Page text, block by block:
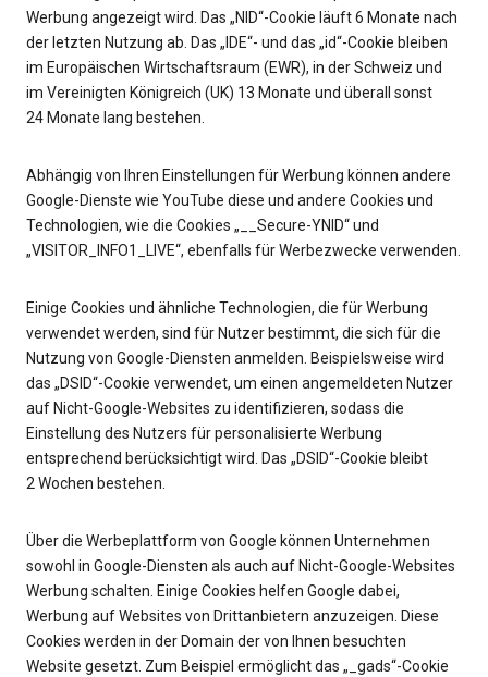
Werbung angezeigt wird. Das „NID“-Cookie läuft 6 Monate nach
der letzten Nutzung ab. Das „IDE“- und das „id“-Cookie bleiben
im Europäischen Wirtschaftsraum (EWR), in der Schweiz und
im Vereinigten Königreich (UK) 13 Monate und überall sonst
24 Monate lang bestehen.
Abhängig von Ihren Einstellungen für Werbung können andere
Google-Dienste wie YouTube diese und andere Cookies und
Technologien, wie die Cookies „__Secure-YNID“ und
„VISITOR_INFO1_LIVE“, ebenfalls für Werbezwecke verwenden.
Einige Cookies und ähnliche Technologien, die für Werbung
verwendet werden, sind für Nutzer bestimmt, die sich für die
Nutzung von Google-Diensten anmelden. Beispielsweise wird
das „DSID“-Cookie verwendet, um einen angemeldeten Nutzer
auf Nicht-Google-Websites zu identifizieren, sodass die
Einstellung des Nutzers für personalisierte Werbung
entsprechend berücksichtigt wird. Das „DSID“-Cookie bleibt
2 Wochen bestehen.
Über die Werbeplattform von Google können Unternehmen
sowohl in Google-Diensten als auch auf Nicht-Google-Websites
Werbung schalten. Einige Cookies helfen Google dabei,
Werbung auf Websites von Drittanbietern anzuzeigen. Diese
Cookies werden in der Domain der von Ihnen besuchten
Website gesetzt. Zum Beispiel ermöglicht das „_gads“-Cookie